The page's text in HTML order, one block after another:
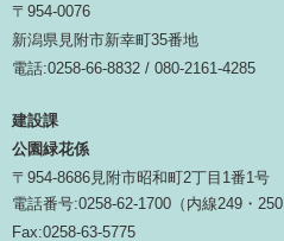
〒954-0076
新潟県見附市新幸町35番地
電話:0258-66-8832 / 080-2161-4285
建設課
公園緑花係
〒954-8686見附市昭和町2丁目1番1号
電話番号:0258-62-1700（内線249・250
Fax:0258-63-5775